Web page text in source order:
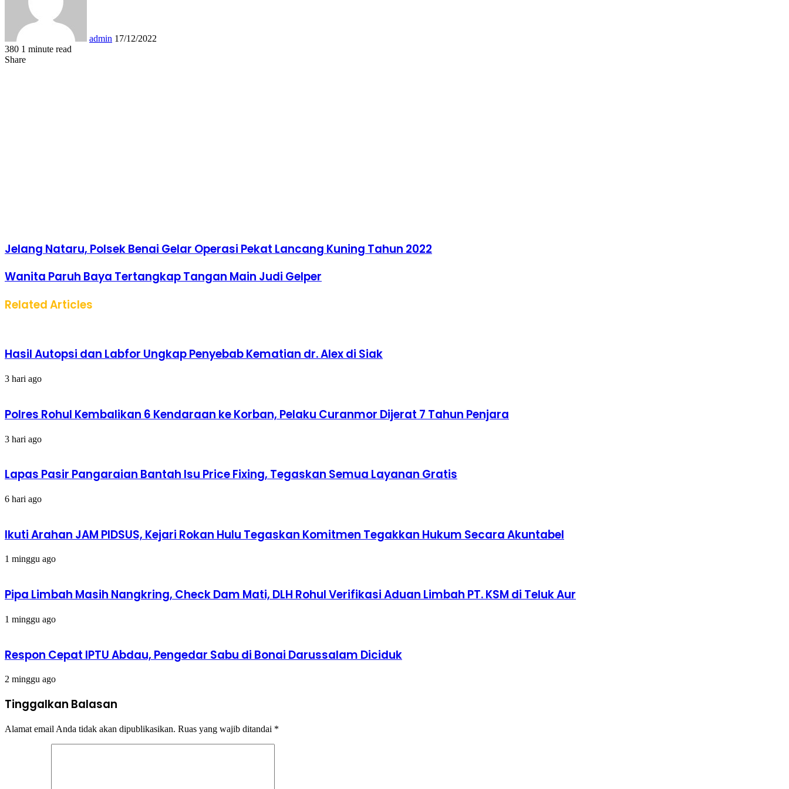
admin 17/12/2022
380 1 minute read
Facebook
Twitter
LinkedIn
Tumblr
Pinterest
Reddit
VKontakte
Odnoklassniki
Pocket
WhatsApp
Share
Print
Share
Jelang Nataru, Polsek Benai Gelar Operasi Pekat Lancang Kuning Tahun 2022
Wanita Paruh Baya Tertangkap Tangan Main Judi Gelper
Related Articles
Hasil Autopsi dan Labfor Ungkap Penyebab Kematian dr. Alex di Siak
3 hari ago
Polres Rohul Kembalikan 6 Kendaraan ke Korban, Pelaku Curanmor Dijerat 7 Tahun Penjara
3 hari ago
Lapas Pasir Pangaraian Bantah Isu Price Fixing, Tegaskan Semua Layanan Gratis
6 hari ago
Ikuti Arahan JAM PIDSUS, Kejari Rokan Hulu Tegaskan Komitmen Tegakkan Hukum Secara Akuntabel
1 minggu ago
Pipa Limbah Masih Nangkring, Check Dam Mati, DLH Rohul Verifikasi Aduan Limbah PT. KSM di Teluk Aur
1 minggu ago
Respon Cepat IPTU Abdau, Pengedar Sabu di Bonai Darussalam Diciduk
2 minggu ago
Tinggalkan Balasan
Alamat email Anda tidak akan dipublikasikan. Ruas yang wajib ditandai *